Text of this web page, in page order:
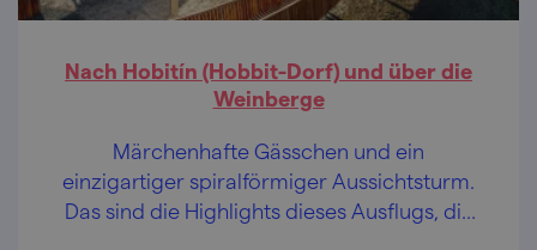
Nach Hobitín (Hobbit-Dorf) und über die
Weinberge
Märchenhafte Gässchen und ein
einzigartiger spiralförmiger Aussichtsturm.
Das sind die Highlights dieses Ausflugs, die